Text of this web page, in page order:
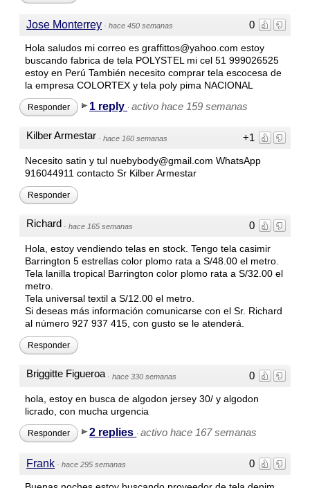
0
Jose Monterrey ·hace 450 semanas
Hola saludos mi correo es graffittos@yahoo.com estoy
buscando fabrica de tela POLYSTEL mi cel 51 999026525
estoy en Perú También necesito comprar tela escocesa de
la empresa COLORTEX y tela poly pima NACIONAL
Responder 1 reply ·activo hace 159 semanas
+1
Kilber Armestar ·hace 160 semanas
Necesito satin y tul nuebybody@gmail.com WhatsApp
916044911 contacto Sr Kilber Armestar
Responder
0
Richard ·hace 165 semanas
Hola, estoy vendiendo telas en stock. Tengo tela casimir
Barrington 5 estrellas color plomo rata a S/48.00 el metro.
Tela lanilla tropical Barrington color plomo rata a S/32.00 el
metro.
Tela universal textil a S/12.00 el metro.
Si deseas más información comunicarse con el Sr. Richard
al número 927 937 415, con gusto se le atenderá.
Responder
0
Briggitte Figueroa ·hace 330 semanas
hola, estoy en busca de algodon jersey 30/ y algodon
licrado, con mucha urgencia
Responder 2 replies ·activo hace 167 semanas
0
Frank ·hace 295 semanas